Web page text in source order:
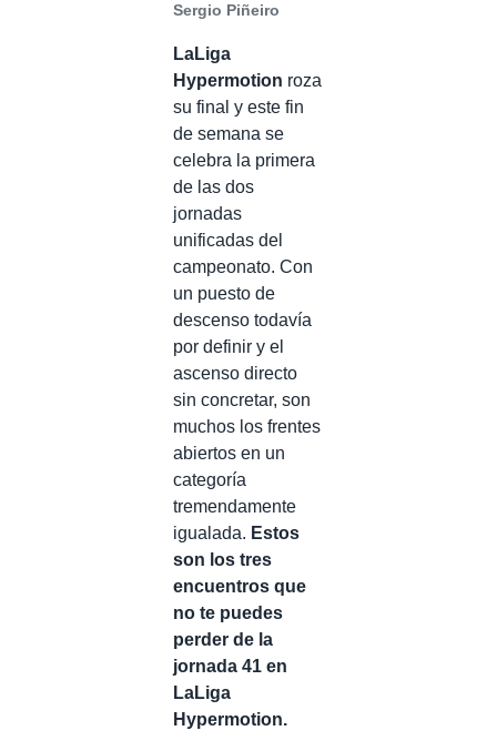
Sergio Piñeiro
LaLiga
Hypermotion roza
su final y este fin
de semana se
celebra la primera
de las dos
jornadas
unificadas del
campeonato. Con
un puesto de
descenso todavía
por definir y el
ascenso directo
sin concretar, son
muchos los frentes
abiertos en un
categoría
tremendamente
igualada. Estos
son los tres
encuentros que
no te puedes
perder de la
jornada 41 en
LaLiga
Hypermotion.